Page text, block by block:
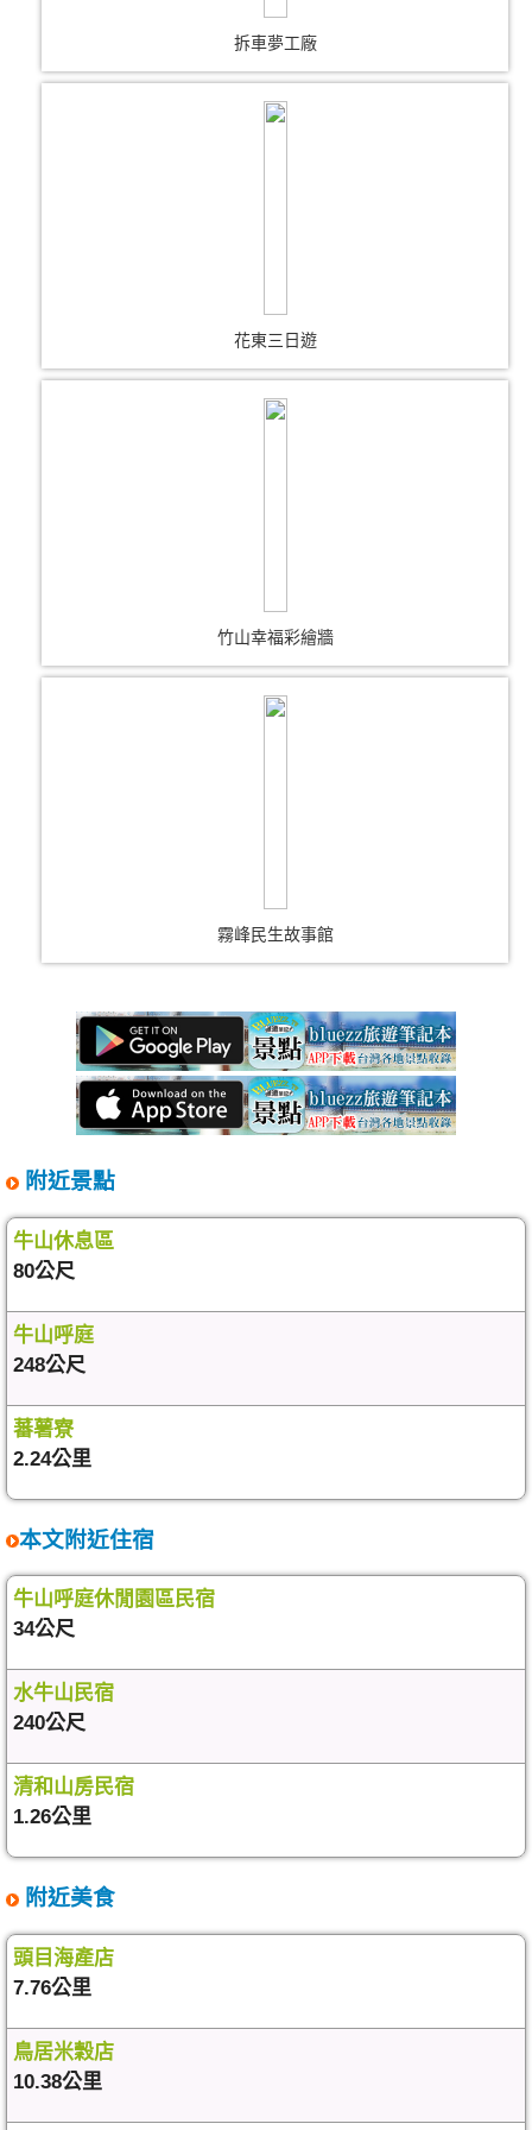
拆車夢工廠
花東三日遊
竹山幸福彩繪牆
霧峰民生故事館
附近景點
牛山休息區
80公尺
牛山呼庭
248公尺
蕃薯寮
2.24公里
本文附近住宿
牛山呼庭休閒園區民宿
34公尺
水牛山民宿
240公尺
清和山房民宿
1.26公里
附近美食
頭目海產店
7.76公里
鳥居米穀店
10.38公里